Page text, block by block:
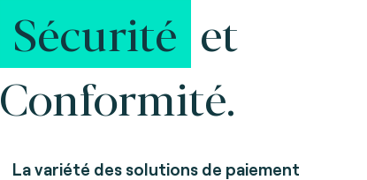
Sécurité et
Conformité.
La variété des solutions de paiement